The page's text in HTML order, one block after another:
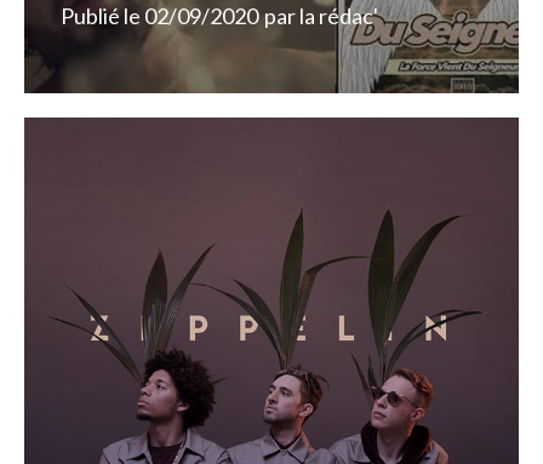
Publié le 02/09/2020 parla rédac'